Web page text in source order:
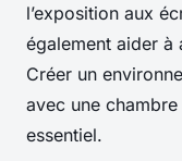
l’exposition aux
également aider à
Créer un
avec une
essentiel.